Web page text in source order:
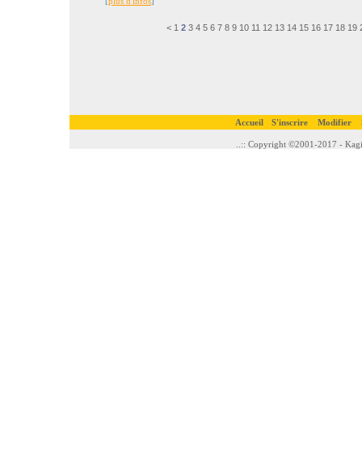
< 1 2 3 4 5 6 7 8 9 10 11 12 13 14 15 16 17 18 19
Accueil S'inscrire Modifier
..:: Copyright ©2001-2017 -